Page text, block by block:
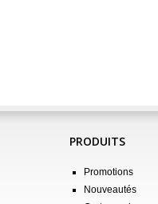
PRODUITS
Promotions
Nouveautés